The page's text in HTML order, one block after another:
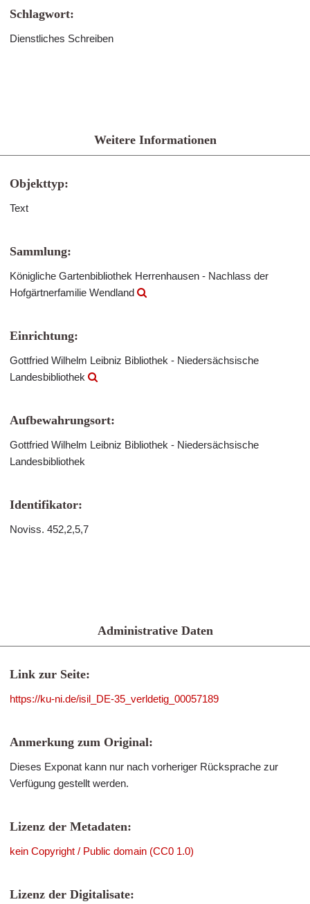
Schlagwort:
Dienstliches Schreiben
Weitere Informationen
Objekttyp:
Text
Sammlung:
Königliche Gartenbibliothek Herrenhausen - Nachlass der
Hofgärtnerfamilie Wendland
Einrichtung:
Gottfried Wilhelm Leibniz Bibliothek - Niedersächsische
Landesbibliothek
Aufbewahrungsort:
Gottfried Wilhelm Leibniz Bibliothek - Niedersächsische
Landesbibliothek
Identifikator:
Noviss. 452,2,5,7
Administrative Daten
Link zur Seite:
https://ku-ni.de/isil_DE-35_verldetig_00057189
Anmerkung zum Original:
Dieses Exponat kann nur nach vorheriger Rücksprache zur
Verfügung gestellt werden.
Lizenz der Metadaten:
kein Copyright / Public domain (CC0 1.0)
Lizenz der Digitalisate: